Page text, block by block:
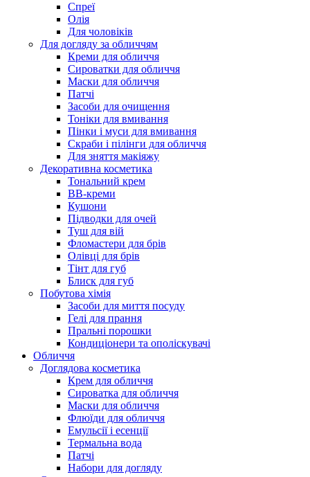
Спреї
Олія
Для чоловіків
Для догляду за обличчям
Креми для обличчя
Сироватки для обличчя
Маски для обличчя
Патчі
Засоби для очищення
Тоніки для вмивання
Пінки і муси для вмивання
Скраби і пілінги для обличчя
Для зняття макіяжу
Декоративна косметика
Тональний крем
BB-креми
Кушони
Підводки для очей
Туш для вій
Фломастери для брів
Олівці для брів
Тінт для губ
Блиск для губ
Побутова хімія
Засоби для миття посуду
Гелі для прання
Пральні порошки
Кондиціонери та ополіскувачі
Обличчя
Доглядова косметика
Крем для обличчя
Сироватка для обличчя
Маски для обличчя
Флюїди для обличчя
Емульсії і есенції
Термальна вода
Патчі
Набори для догляду